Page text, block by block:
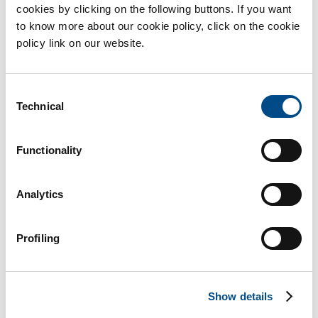
cookies by clicking on the following buttons. If you want
to know more about our cookie policy, click on the cookie
policy link on our website.
Selection
Technical
Functionality
Analytics
Profiling
Show details
kit per la spedizione. A prelievo avvenuto contattare